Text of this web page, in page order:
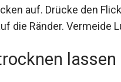
auf. Drücke den
die Ränder. Vermeide
lassen